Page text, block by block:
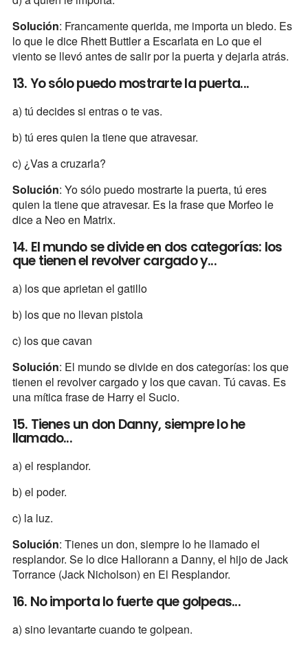
Solución: Francamente querida, me importa un bledo. Es
lo que le dice Rhett Buttler a Escarlata en Lo que el
viento se llevó antes de salir por la puerta y dejarla atrás.
13. Yo sólo puedo mostrarte la puerta...
a) tú decides si entras o te vas.
b) tú eres quien la tiene que atravesar.
c) ¿Vas a cruzarla?
Solución: Yo sólo puedo mostrarte la puerta, tú eres
quien la tiene que atravesar. Es la frase que Morfeo le
dice a Neo en Matrix.
14. El mundo se divide en dos categorías: los
que tienen el revolver cargado y...
a) los que aprietan el gatillo
b) los que no llevan pistola
c) los que cavan
Solución: El mundo se divide en dos categorías: los que
tienen el revolver cargado y los que cavan. Tú cavas. Es
una mítica frase de Harry el Sucio.
15. Tienes un don Danny, siempre lo he
llamado...
a) el resplandor.
b) el poder.
c) la luz.
Solución: Tienes un don, siempre lo he llamado el
resplandor. Se lo dice Hallorann a Danny, el hijo de Jack
Torrance (Jack Nicholson) en El Resplandor.
16. No importa lo fuerte que golpeas...
a) sino levantarte cuando te golpean.